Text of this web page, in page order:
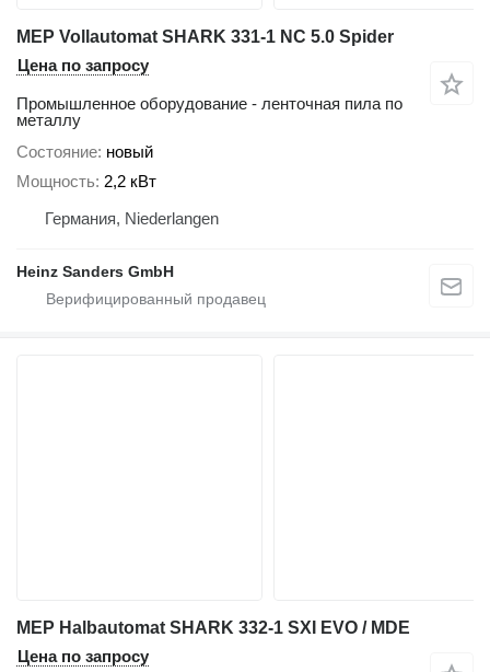
MEP Vollautomat SHARK 331-1 NC 5.0 Spider
Цена по запросу
Промышленное оборудование - ленточная пила по
металлу
Состояние новый
Мощность 2,2 кВт
Германия, Niederlangen
Heinz Sanders GmbH
MEP Halbautomat SHARK 332-1 SXI EVO / MDE
Цена по запросу